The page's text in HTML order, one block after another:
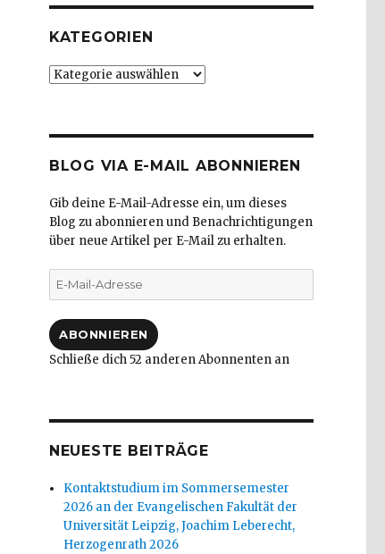
Entstehungsgeschichte und Dokumentation,
KATEGORIEN
Kategorien
BLOG VIA E-MAIL ABONNIEREN
Gib deine E-Mail-Adresse ein, um dieses
Blog zu abonnieren und Benachrichtigungen
über neue Artikel per E-Mail zu erhalten.
E-
Mail-
ABONNIEREN
Schließe dich 52 anderen Abonnenten an
NEUESTE BEITRÄGE
Kontaktstudium im Sommersemester
2026 an der Evangelischen Fakultät der
Universität Leipzig, Joachim Leberecht,
Herzogenrath 2026